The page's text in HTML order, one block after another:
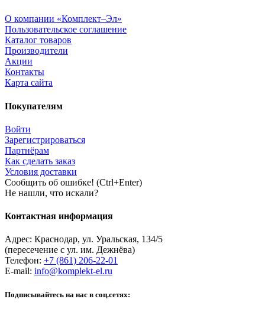
О компании «Комплект–Эл»
Пользовательское соглашение
Каталог товаров
Производители
Акции
Контакты
Карта сайта
Покупателям
Войти
Зарегистрироваться
Партнёрам
Как сделать заказ
Условия доставки
Сообщить об ошибке! (Ctrl+Enter)
Не нашли, что искали?
Контактная информация
Адрес: Краснодар, ул. Уральская, 134/5
(пересечение с ул. им. Дежнёва)
Телефон: +7 (861) 206-22-01
E-mail: info@komplekt-el.ru
Подписывайтесь на нас в соц.сетях: